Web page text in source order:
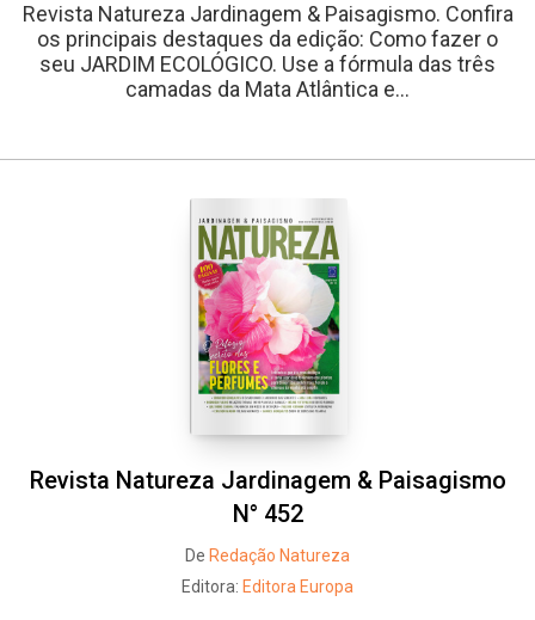
Revista Natureza Jardinagem & Paisagismo. Confira
os principais destaques da edição: Como fazer o
seu JARDIM ECOLÓGICO. Use a fórmula das três
camadas da Mata Atlântica e...
Revista Natureza Jardinagem & Paisagismo
N° 452
De Redação Natureza
Editora: Editora Europa